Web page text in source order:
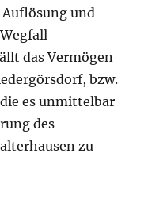
und
das Vermögen
bzw.
es unmittelbar
des
zu